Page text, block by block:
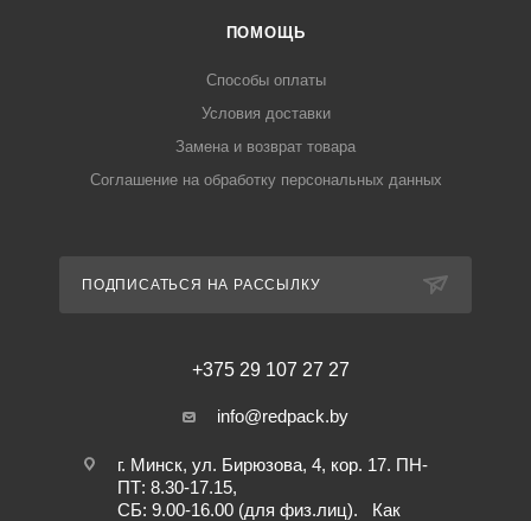
ПОМОЩЬ
Способы оплаты
Условия доставки
Замена и возврат товара
Соглашение на обработку персональных данных
ПОДПИСАТЬСЯ НА РАССЫЛКУ
+375 29 107 27 27
info@redpack.by
г. Минск, ул. Бирюзова, 4, кор. 17. ПН-
ПТ: 8.30-17.15,
СБ: 9.00-16.00 (для физ.лиц). Как